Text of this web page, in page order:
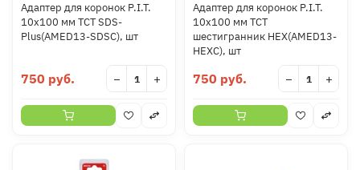
Адаптер для коронок P.I.T.
10x100 мм TCT SDS-
Plus(AMED13-SDSC), шт
750 руб. − +
Адаптер для коронок P.I.T.
10x100 мм TCT
шестигранник HEX(AMED13-
HEXC), шт
750 руб. − +